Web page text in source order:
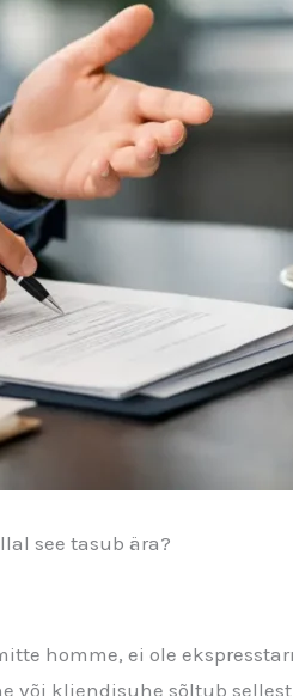
see tasub ära?
homme, ei ole
või kliendisuhe sõltub